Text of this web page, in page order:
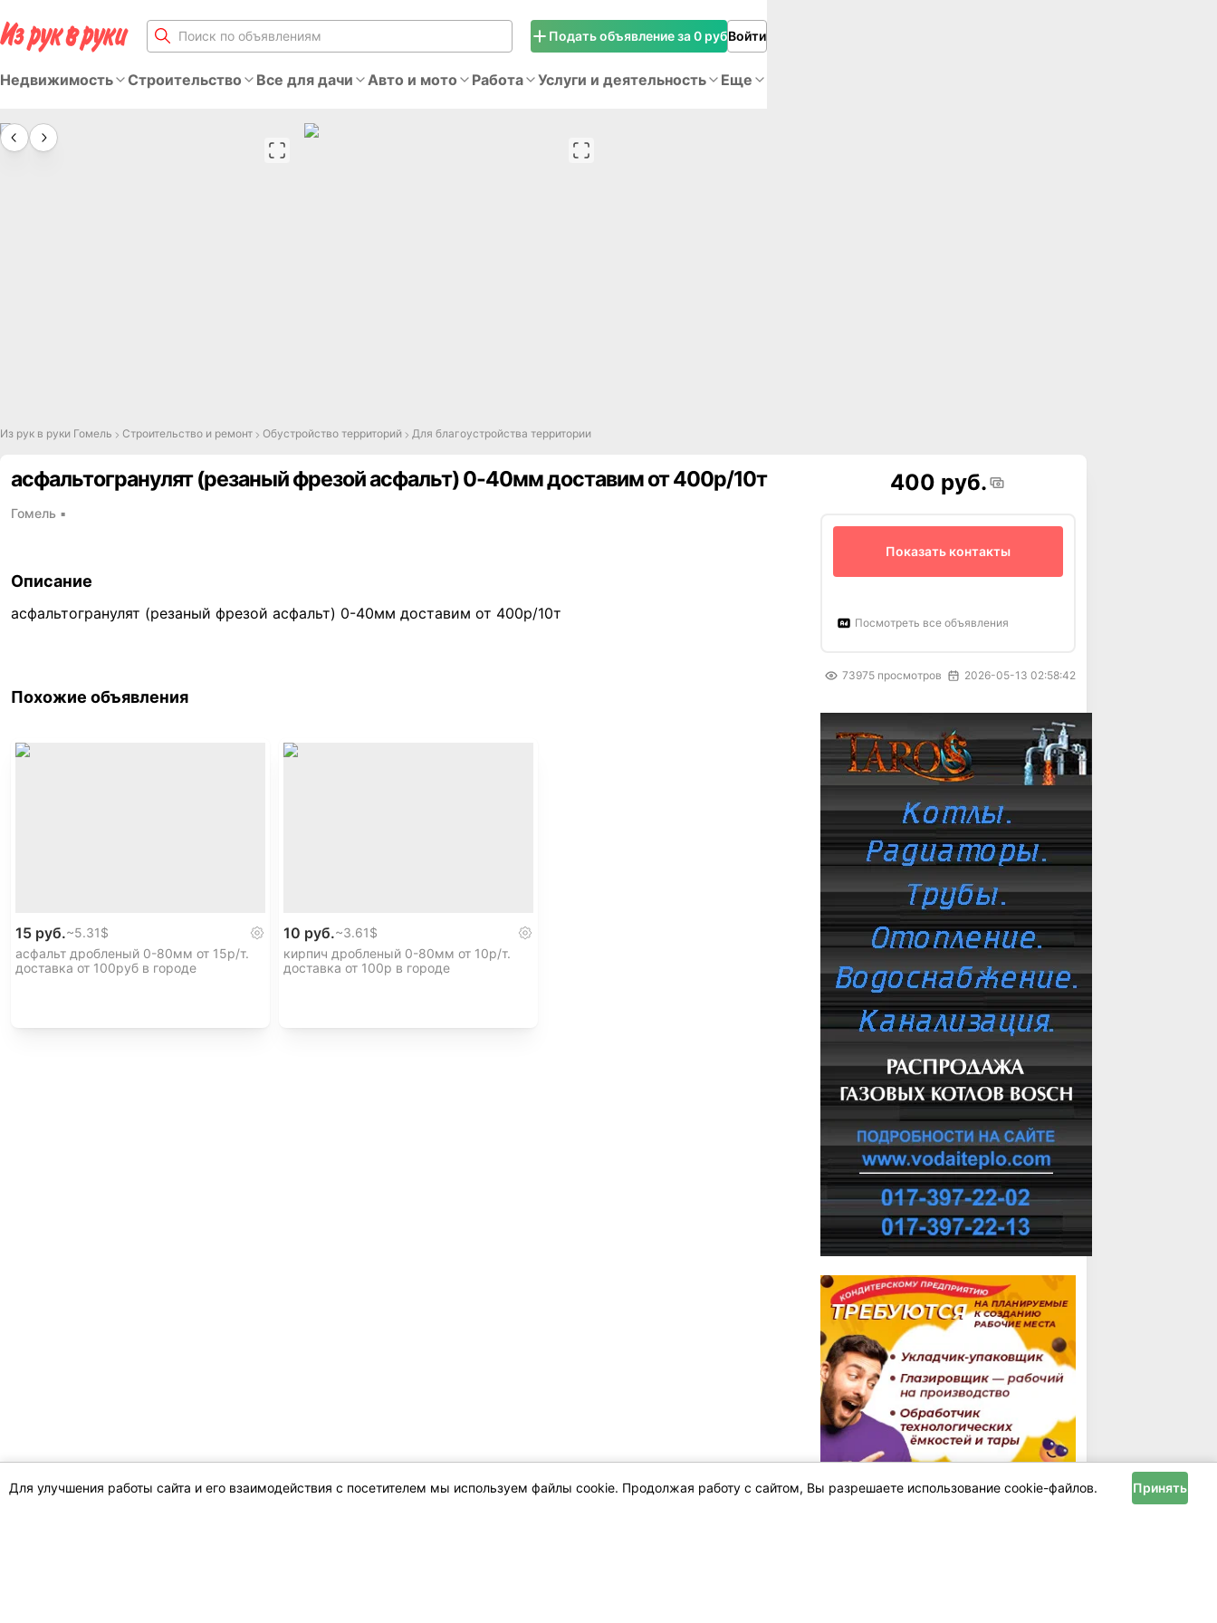
Подать объявление за 0 рубВойти
Недвижимость Строительство Все для дачи Авто и мото Работа Услуги и деятельность Еще
Из рук в руки Гомель Строительство и ремонт Обустройство территорий Для благоустройства территории
асфальтогранулят (резаный фрезой асфальт) 0-40мм доставим от 400р/10т
Гомель ▪
Описание
асфальтогранулят (резаный фрезой асфальт) 0-40мм доставим от 400р/10т
Похожие объявления
15 руб.~5.31$
асфальт дробленый 0-80мм от 15р/т.
доставка от 100руб в городе
10 руб.~3.61$
кирпич дробленый 0-80мм от 10р/т.
доставка от 100р в городе
400 руб.
Показать контакты
Посмотреть все объявления
73975 просмотров 2026-05-13 02:58:42
Для улучшения работы сайта и его взаимодействия с посетителем мы используем файлы cookie. Продолжая работу с сайтом, Вы разрешаете использование cookie-файлов. Принять